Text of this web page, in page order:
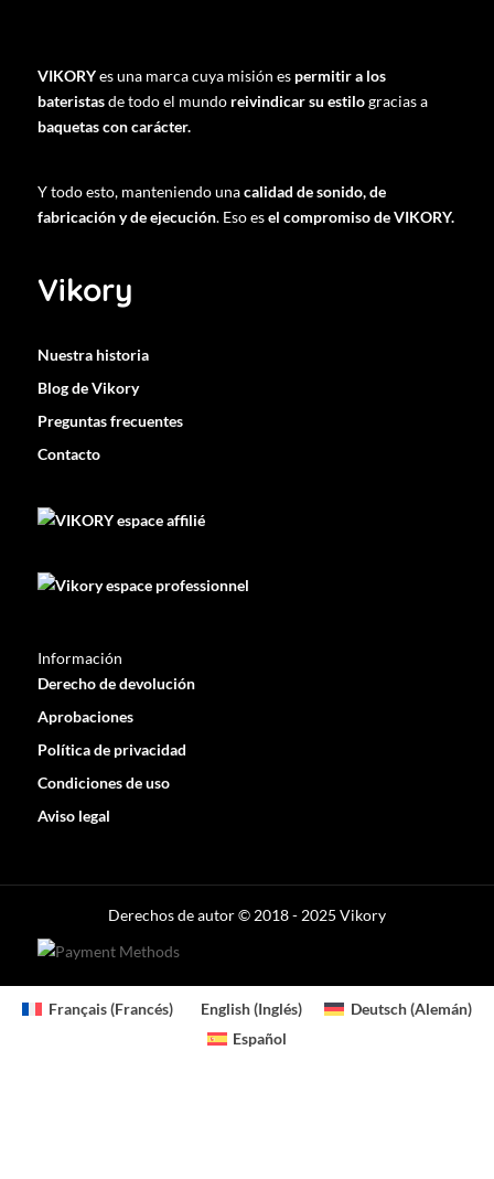
VIKORYes una marca cuya misión es permitir a los
bateristasde todo el mundo reivindicar su estilogracias a
baquetas con carácter.
Y todo esto, manteniendo unacalidad de sonido, de
fabricación y de ejecución. Eso esel compromiso de VIKORY.
Vikory
Nuestra historia
Blog de Vikory
Preguntas frecuentes
Contacto
Información
Derecho de devolución
Aprobaciones
Política de privacidad
Condiciones de uso
Aviso legal
Derechos de autor © 2018 - 2025 Vikory
Français(Francés) English(Inglés) Deutsch(Alemán)
Español